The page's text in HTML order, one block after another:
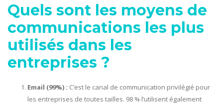
Quels sont les moyens de
communications les plus
utilisés dans les
entreprises ?
Email (99%) : C’est le canal de communication privilégié pour
les entreprises de toutes tailles. 98 % l’utilisent également